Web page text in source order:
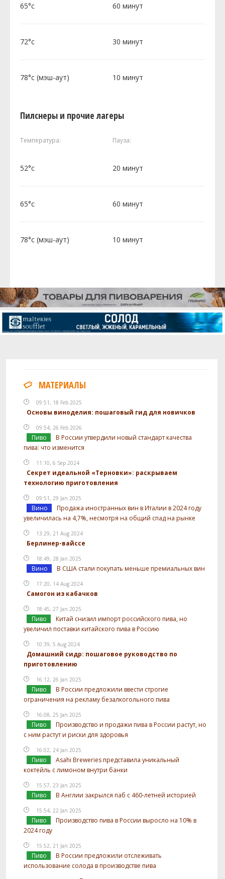
65°c 60 минут
72°c 30 минут
78°c (мэш-аут) 10 минут
Пилснеры и прочие лагеры
Температура: Пауза:
52°c 20 минут
65°c 60 минут
78°c (мэш-аут) 10 минут
МАТЕРИАЛЫ
09:51, 18 Feb 2025
Основы виноделия: пошаговый гид для новичков
09:54, 26 Feb 2026
Пиво
В России утвердили новый стандарт качества
пива: что изменится
11:10, 6 Sep 2024
Секрет идеальной «Терновки»: раскрываем
технологию приготовления
09:51, 29 Jan 2025
Вино
Продажа иностранных вин в Италии в 2024 году
увеличилась на 4,7%, несмотря на общий спад на рынке
13:29, 21 Aug 2024
Берлинер-вайссе
18:49, 28 Jan 2025
Вино В США стали покупать меньше премиальных вин
17:20, 14 Aug 2024
Самогон из кабачков
18:45, 27 Jan 2025
Пиво
Китай снизил импорт российского пива, но
увеличил поставки китайского пива в Россию
10:39, 5 Aug 2024
Домашний сидр: пошаговое руководство по
приготовлению
16:12, 26 Jan 2025
Пиво
В России предложили ввести строгие
ограничения на рекламу безалкогольного пива
16:08, 25 Jan 2025
Пиво
Производство и продажи пива в России растут, но
с ним растут и риски для здоровья
16:02, 24 Jan 2025
Пиво
Asahi Breweries представила уникальный
коктейль с лимоном внутри банки
15:57, 23 Jan 2025
Пиво В Англии закрылся паб с 460-летней историей
15:54, 22 Jan 2025
Пиво
Производство пива в России выросло на 10% в
2024 году
15:52, 21 Jan 2025
Пиво
В России предложили отслеживать
использование солода в производстве пива